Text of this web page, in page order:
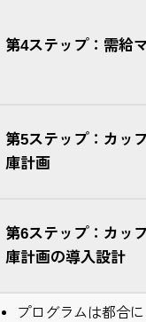
第4ステップ：需給
第5ステップ：カッ
庫計画
第6ステップ：カッ
庫計画の導入設計
プログラムは都合